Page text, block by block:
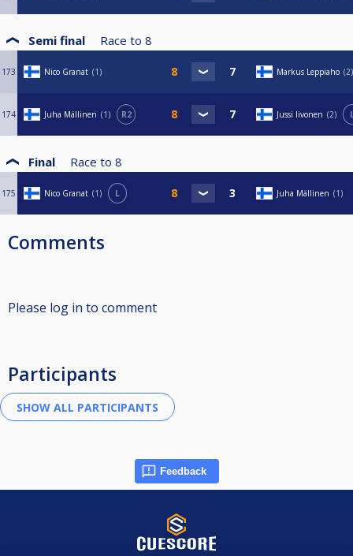
Semi final Race to 8
173 Nico Granat 1 Markus Leppiaho 2
174 Juha Mällinen 1 R2 Jussi Iivonen 2
Final Race to 8
175 Nico Granat 1 L Juha Mällinen 1
Comments
Please log in to comment
Participants
Feedback